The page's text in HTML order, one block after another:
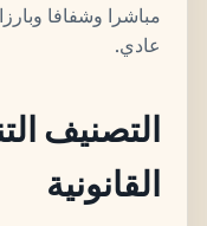
مباشرا وشفافا
عادي.
التصنيف
القانونية